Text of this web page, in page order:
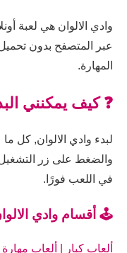
وادي الالوان هي لعبة
عبر المتصفح بدون
المهارة.
❓ كيف يمكنني
لبدء وادي الالوان, كل
والضغط على زر التشغيل،
في اللعب فورًا.
🕹️ أقسام وادي
ألعاب كبار ألعاب مهارة